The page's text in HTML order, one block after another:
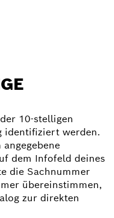
10-stelligen
identifiziert werden.
dem Infofeld deines
die Sachnummer
übereinstimmen,
zur direkten